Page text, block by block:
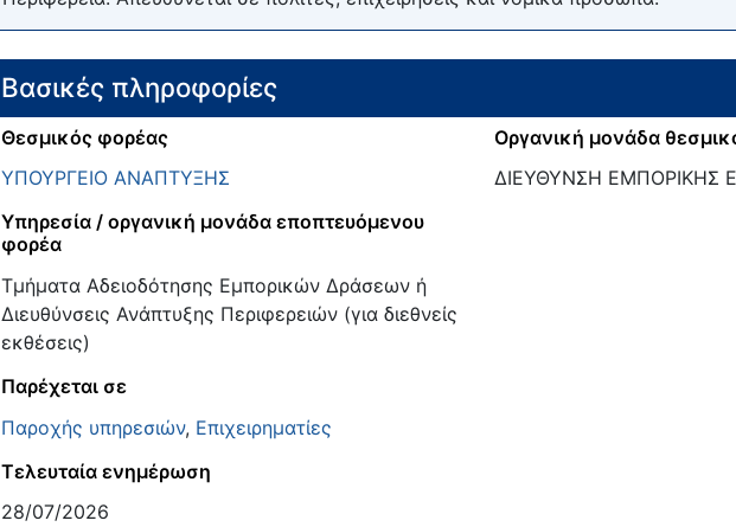
Βασικές πληροφορίες
Θεσμικός φορέας
ΥΠΟΥΡΓΕΙΟ ΑΝΑΠΤΥΞΗΣ
Οργανική μονάδα
ΔΙΕΥΘΥΝΣΗ ΕΜΠΟΡΙΚΗΣ
Υπηρεσία / οργανική μονάδα εποπτευόμενου
φορέα
Τμήματα Αδειοδότησης Εμπορικών Δράσεων ή
Διευθύνσεις Ανάπτυξης Περιφερειών (για διεθνείς
εκθέσεις)
Παρέχεται σε
Παροχής υπηρεσιών, Επιχειρηματίες
Τελευταία ενημέρωση
28/07/2026